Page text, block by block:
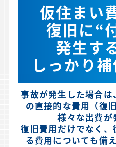
仮住まい
復旧に“
発生す
しっかり
事故が発生した場合
の直接的な費用（復
様々な出費が
復旧費用だけでなく
る費用についても備